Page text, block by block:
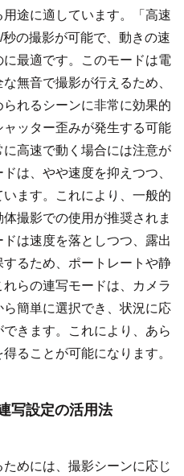
途に適しています。「高速
の撮影が可能で、動きの速
最適です。このモードは電
無音で撮影が行えるため、
れるシーンに非常に効果的
ッター歪みが発生する可能
高速で動く場合には注意が
は、やや速度を抑えつつ、
ます。これにより、一般的
撮影での使用が推奨されま
は速度を落としつつ、露出
るため、ポートレートや静
らの連写モードは、カメラ
簡単に選択でき、状況に応
きます。これにより、あら
ることが可能になります。
写設定の活用法
めには、撮影シーンに応じ